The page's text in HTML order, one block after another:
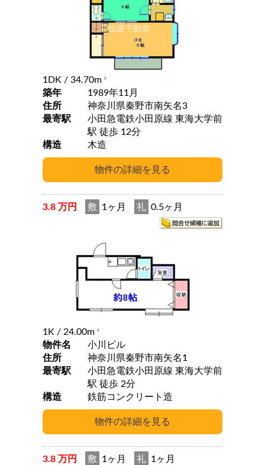
1DK / 34.70m 2
築年
1989年11月
住所
神奈川県秦野市南矢名3
最寄駅
小田急電鉄小田原線 東海大学前
駅 徒歩 12分
構造
木造
3.8 万円 敷 1ヶ月 礼 0.5ヶ月
1K / 24.00m 2
物件名
小川ビル
住所
神奈川県秦野市南矢名1
最寄駅
小田急電鉄小田原線 東海大学前
駅 徒歩 2分
構造
鉄筋コンクリート造
3.8 万円 敷 1ヶ月 礼 1ヶ月